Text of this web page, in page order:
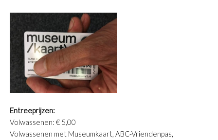
Entreeprijzen:
Volwassenen: € 5,00
Volwassenen met Museumkaart, ABC-Vriendenpas,